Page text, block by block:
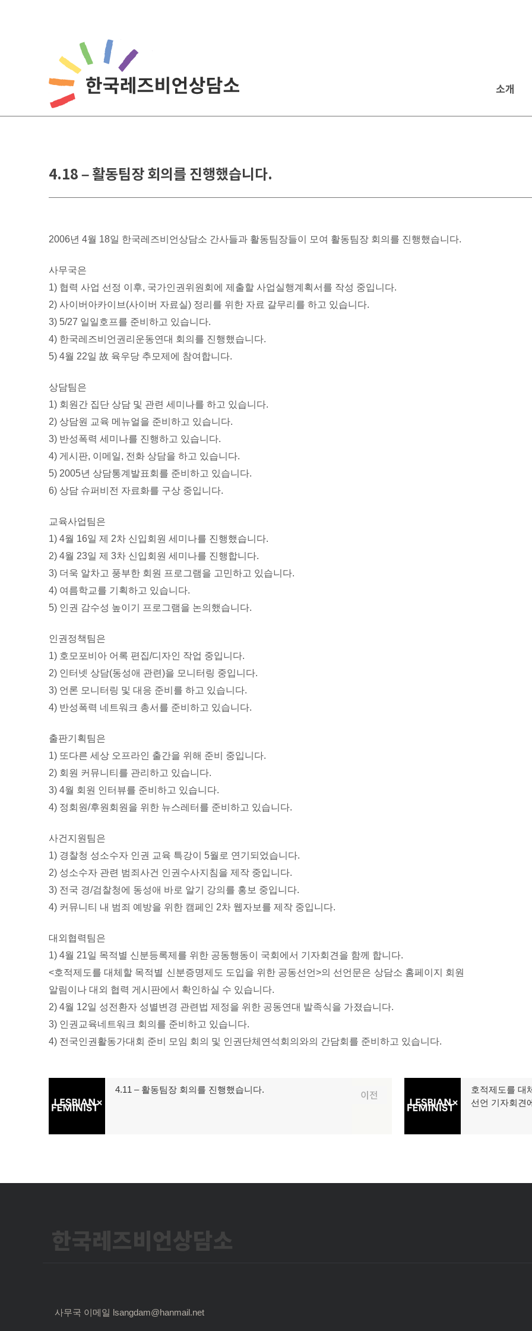
소개
4.18 – 활동팀장 회의를 진행했습니다.
2006년 4월 18일 한국레즈비언상담소 간사들과 활동팀장들이 모여 활동팀장 회의를 진행했습니다.
사무국은
1) 협력 사업 선정 이후, 국가인권위원회에 제출할 사업실행계획서를 작성 중입니다.
2) 사이버아카이브(사이버 자료실) 정리를 위한 자료 갈무리를 하고 있습니다.
3) 5/27 일일호프를 준비하고 있습니다.
4) 한국레즈비언권리운동연대 회의를 진행했습니다.
5) 4월 22일 故 육우당 추모제에 참여합니다.
상담팀은
1) 회원간 집단 상담 및 관련 세미나를 하고 있습니다.
2) 상담원 교육 메뉴얼을 준비하고 있습니다.
3) 반성폭력 세미나를 진행하고 있습니다.
4) 게시판, 이메일, 전화 상담을 하고 있습니다.
5) 2005년 상담통계발표회를 준비하고 있습니다.
6) 상담 슈퍼비전 자료화를 구상 중입니다.
교육사업팀은
1) 4월 16일 제 2차 신입회원 세미나를 진행했습니다.
2) 4월 23일 제 3차 신입회원 세미나를 진행합니다.
3) 더욱 알차고 풍부한 회원 프로그램을 고민하고 있습니다.
4) 여름학교를 기획하고 있습니다.
5) 인권 감수성 높이기 프로그램을 논의했습니다.
인권정책팀은
1) 호모포비아 어록 편집/디자인 작업 중입니다.
2) 인터넷 상담(동성애 관련)을 모니터링 중입니다.
3) 언론 모니터링 및 대응 준비를 하고 있습니다.
4) 반성폭력 네트워크 총서를 준비하고 있습니다.
출판기획팀은
1) 또다른 세상 오프라인 출간을 위해 준비 중입니다.
2) 회원 커뮤니티를 관리하고 있습니다.
3) 4월 회원 인터뷰를 준비하고 있습니다.
4) 정회원/후원회원을 위한 뉴스레터를 준비하고 있습니다.
사건지원팀은
1) 경찰청 성소수자 인권 교육 특강이 5월로 연기되었습니다.
2) 성소수자 관련 범죄사건 인권수사지침을 제작 중입니다.
3) 전국 경/검찰청에 동성애 바로 알기 강의를 홍보 중입니다.
4) 커뮤니티 내 범죄 예방을 위한 캠페인 2차 웹자보를 제작 중입니다.
대외협력팀은
1) 4월 21일 목적별 신분등록제를 위한 공동행동이 국회에서 기자회견을 함께 합니다.
<호적제도를 대체할 목적별 신분증명제도 도입을 위한 공동선언>의 선언문은 상담소 홈페이지 회원
알림이나 대외 협력 게시판에서 확인하실 수 있습니다.
2) 4월 12일 성전환자 성별변경 관련법 제정을 위한 공동연대 발족식을 가졌습니다.
3) 인권교육네트워크 회의를 준비하고 있습니다.
4) 전국인권활동가대회 준비 모임 회의 및 인권단체연석회의와의 간담회를 준비하고 있습니다.
탐
색
이전
전
4.11 – 활동팀장 회의를 진행했습니다.
음
호적제도를 대
선언 기자회견
한국레즈비언상담소
사무국 이메일 lsangdam@hanmail.net